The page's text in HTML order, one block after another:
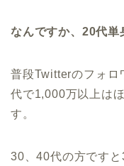
なんですか、20代単
普段Twitterのフォロ
代で1,000万以上は
す。
30、40代の方です